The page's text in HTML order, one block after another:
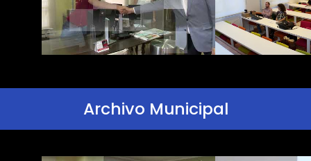
Archivo Municipal